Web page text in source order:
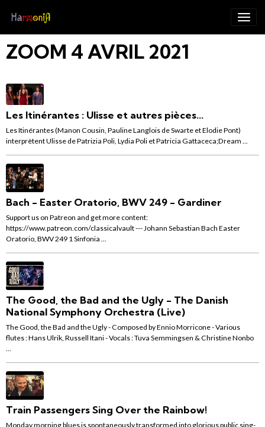
ZOOM 4 AVRIL 2021
Les Itinérantes : Ulisse et autres pièces...
Les Itinérantes (Manon Cousin, Pauline Langlois de Swarte et Elodie Pont)
interprètent Ulisse de Patrizia Poli, Lydia Poli et Patricia Gattaceca;Dream ...
Bach - Easter Oratorio, BWV 249 - Gardiner
Support us on Patreon and get more content:
https://www.patreon.com/classicalvault --- Johann Sebastian Bach Easter
Oratorio, BWV 249 1 Sinfonia ...
The Good, the Bad and the Ugly - The Danish
National Symphony Orchestra (Live)
The Good, the Bad and the Ugly - Composed by Ennio Morricone - Various
flutes : Hans Ulrik, Russell Itani - Vocals : Tuva Semmingsen & Christine Nonbo
...
Train Passengers Sing Over the Rainbow!
Monday morning blues is spontaneously transformed into glorious public sing-